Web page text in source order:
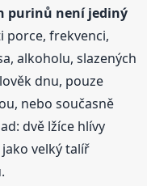
purinů není jediný
porce, frekvenci,
alkoholu, slazených
dnu, pouze
nebo současně
dvě lžíce hlívy
velký talíř